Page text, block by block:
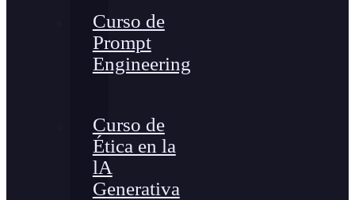
Curso de
Prompt
Engineering
Curso de
Ética en la
lA
Generativa